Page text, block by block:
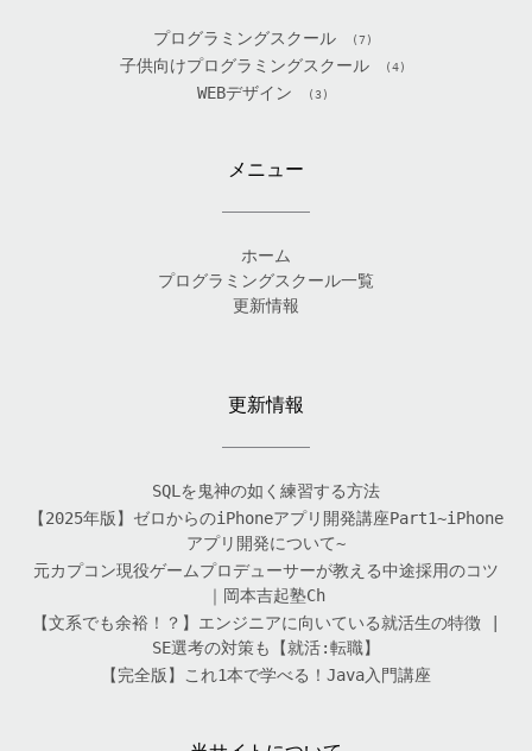
プログラミングスクール (7)
子供向けプログラミングスクール (4)
WEBデザイン (3)
メニュー
ホーム
プログラミングスクール一覧
更新情報
更新情報
SQLを鬼神の如く練習する方法
【2025年版】ゼロからのiPhoneアプリ開発講座Part1~iPhone
アプリ開発について~
元カプコン現役ゲームプロデューサーが教える中途採用のコツ
｜岡本吉起塾Ch
【文系でも余裕！？】エンジニアに向いている就活生の特徴 |
SE選考の対策も【就活:転職】
【完全版】これ1本で学べる！Java入門講座